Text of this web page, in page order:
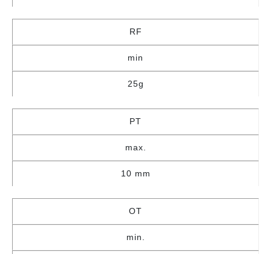
RF
min
25g
PT
max.
10 mm
OT
min.